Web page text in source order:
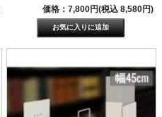
価格：7,800円(税込 8,580円)